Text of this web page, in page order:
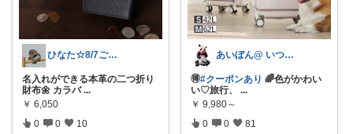
ひなた☆8/7ご購入感謝です❤️
名入れができる本革の二つ折り
財布🌼 カラバ ...
￥ 6,050
0 0 10
あいぼん@ いつもありがとう！
🉐#クーポンあり 🌈色がかわい
い♡旅行、
...
￥ 9,980～
0 0 81